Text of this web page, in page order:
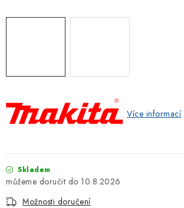
Více informací
Skladem
10.8.2026
Možnosti doručení